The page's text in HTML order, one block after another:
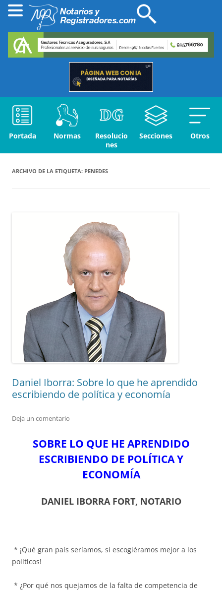
Portada Normas
Resolucio
nes
Secciones Otros
ARCHIVO DE LA ETIQUETA: PENEDES
Daniel Iborra: Sobre lo que he aprendido
escribiendo de política y economía
Deja un comentario
SOBRE LO QUE HE APRENDIDO
ESCRIBIENDO DE POLÍTICA Y
ECONOMÍA
DANIEL IBORRA FORT, NOTARIO
* ¡Qué gran país seríamos, si escogiéramos mejor a los
políticos!
* ¿Por qué nos quejamos de la falta de competencia de